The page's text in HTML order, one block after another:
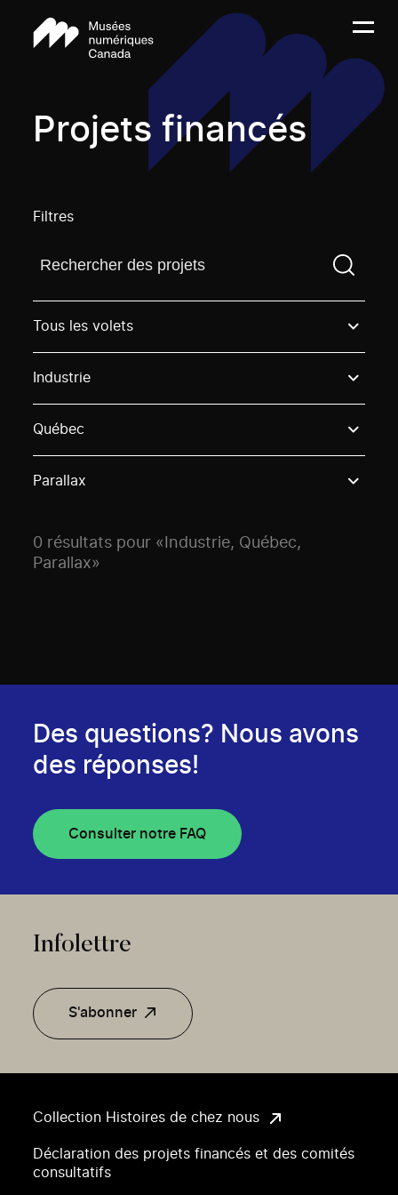
Projets financés
Filtres
Trouvez un projetVous devez saisir un terme de
Tous les volets
Industrie
Québec
Parallax
0 résultats pour «Industrie, Québec,
Parallax»
Collection Histoires de chez nous
Déclaration des projets financés et des comités
consultatifs
Des questions? Nous avons
des réponses!
Consulter notre FAQ
Infolettre
S'abonner